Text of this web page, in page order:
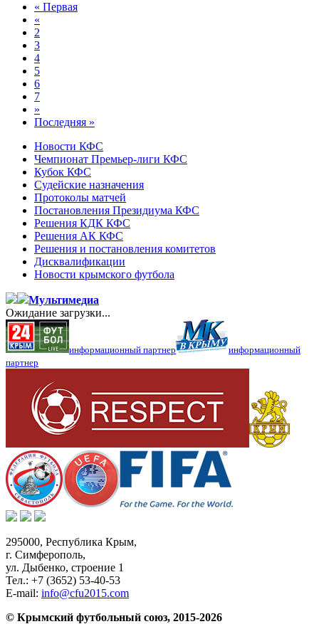
« Первая
«
2
3
4
5
6
7
»
Последняя »
Новости КФС
Чемпионат Премьер-лиги КФС
Кубок КФС
Судейские назначения
Протоколы матчей
Постановления Президиума КФС
Решения КДК КФС
Решения АК КФС
Решения и постановления комитетов
Дисквалификации
Новости крымского футбола
Мультимедиа
Ожидание загрузки...
информационный партнер
информационный
партнер
295000, Республика Крым,
г. Симферополь,
ул. Дыбенко, строение 1
Тел.: +7 (3652) 53-40-53
E-mail: info@cfu2015.com
© Крымский футбольный союз, 2015-2026